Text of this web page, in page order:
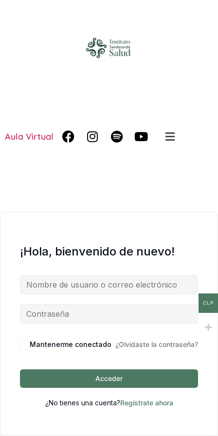
Aula Virtual
¡Hola, bienvenido de nuevo!
Mantenerme conectado ¿Olvidaste la contraseña?
Acceder
¿No tienes una cuenta?Regístrate ahora
CLP